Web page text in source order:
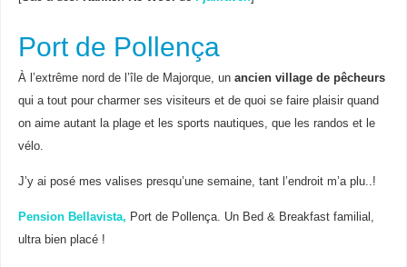
Port de Pollença
À l’extrême nord de l’île de Majorque, un ancien village de pêcheurs
qui a tout pour charmer ses visiteurs et de quoi se faire plaisir quand
on aime autant la plage et les sports nautiques, que les randos et le
vélo.
J’y ai posé mes valises presqu’une semaine, tant l’endroit m’a plu..!
Pension Bellavista, Port de Pollença. Un Bed & Breakfast familial,
ultra bien placé !